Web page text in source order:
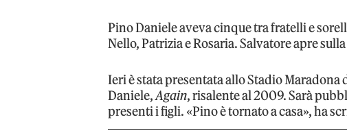
Pino Daniele aveva cinque tra fratelli e
Nello, Patrizia e Rosaria. Salvatore apre
Ieri è stata presentata allo Stadio
Daniele,Again, risalente al 2009. Sarà
presenti i figli. «Pino è tornato a casa», ha